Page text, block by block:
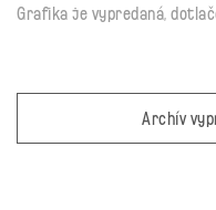
Grafika je vypredaná,
Archív